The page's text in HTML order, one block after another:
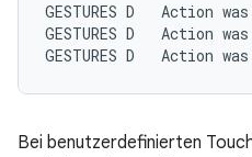
GESTURES D Action was
GESTURES D Action was
GESTURES D Action was
Bei benutzerdefinierten